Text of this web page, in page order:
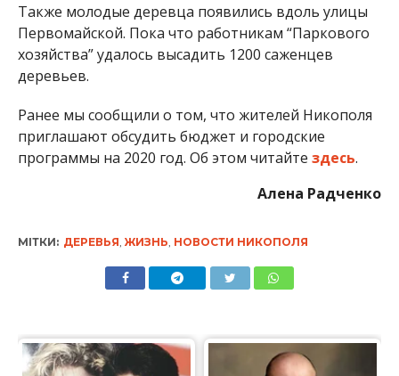
Также молодые деревца появились вдоль улицы
Первомайской. Пока что работникам “Паркового
хозяйства” удалось высадить 1200 саженцев
деревьев.
Ранее мы сообщили о том, что жителей Никополя
приглашают обсудить бюджет и городские
программы на 2020 год. Об этом читайте здесь.
Алена Радченко
МІТКИ: ДЕРЕВЬЯ ЖИЗНЬ НОВОСТИ НИКОПОЛЯ